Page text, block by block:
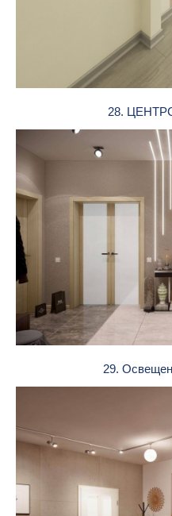
28.
29.